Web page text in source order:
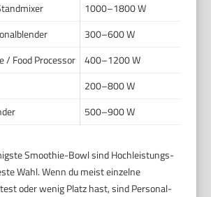
1000–1800 W
300–600 W
/ Food Processor
400–1200 W
200–800 W
500–900 W
Smoothie-Bowl sind Hochleistungs-
Wahl. Wenn du meist einzelne
oder wenig Platz hast, sind Personal-